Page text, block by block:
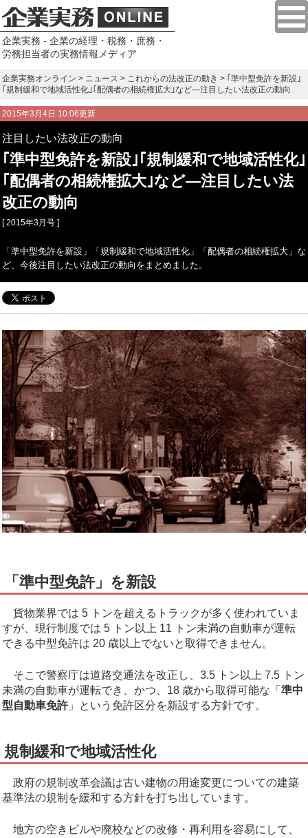
企業実務 - 企業の経理・税務・庶務・
労務担当者の実務情報メディア
企業実務オンライン > ニュース > これからの法改正の動き > ｢準中型免許を新設｣
｢規制緩和で地域活性化｣｢配偶者の相続権拡大｣など―注目したい法改正の動向
2015年3月4日 10:06更新
注目したい法改正の動向
｢準中型免許を新設｣｢規制緩和で地域活性化｣
｢配偶者の相続権拡大｣など―注目したい法
改正の動向
[ 2015年3月号 ]
「準中型免許を新設」「規制緩和で地域活性化」「配偶者の相続権拡大」な
ど、今後注目したい法改正の動向をまとめました。
「準中型免許」を新設
貨物業界では 5 トンを超えるトラックが多く使われていま
すが、現行制度では 5 トン以上 11 トン未満の自動車が運転
できる中型免許は 20 歳以上でないと取得できません。
そこで警察庁は道路交通法を改正し、3.5 トン以上 7.5 トン
未満の自動車が運転でき、かつ、18 歳から取得可能な「 準中
型自動車免許」という免許区分を新設する方針です。
規制緩和で地域活性化
政府の規制改革会議は古い建物の用途変更についての建築
基準法の規制を緩和する方針を打ち出しています。
地方の空きビルや廃校などの改修・再利用を容易にして、